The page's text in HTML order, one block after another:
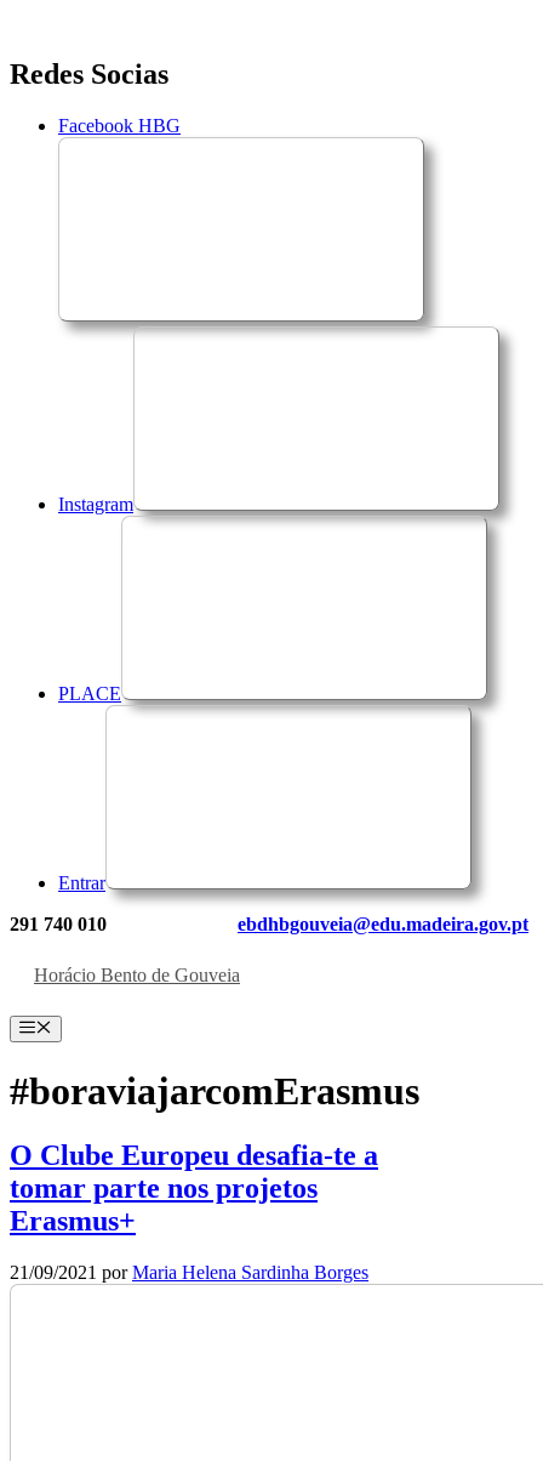
Saltar
para
conteúdo
Redes Socias
Facebook HBG
Instagram
PLACE
Entrar
291 740 010 ebdhbgouveia@edu.madeira.gov.pt
Horácio Bento de Gouveia
Menu
#boraviajarcomErasmus
O Clube Europeu desafia-te a
tomar parte nos projetos
Erasmus+
21/09/2021 porMaria Helena Sardinha Borges